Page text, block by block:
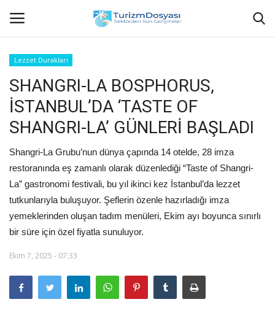
Anasayfa
Bize Ulaşın
Künye
Halil ÖNCÜ kimdir?
KVKK Aydınlatma Metni
Haberler
Araştırma - İnceleme
Lezzet Durakları
SHANGRI-LA BOSPHORUS,
İSTANBUL’DA ‘TASTE OF
SHANGRI-LA’ GÜNLERİ BAŞLADI
Shangri-La Grubu’nun dünya çapında 14 otelde, 28 imza
restoranında eş zamanlı olarak düzenlediği “Taste of Shangri-
La” gastronomi festivali, bu yıl ikinci kez İstanbul’da lezzet
tutkunlarıyla buluşuyor. Şeflerin özenle hazırladığı imza
yemeklerinden oluşan tadım menüleri, Ekim ayı boyunca sınırlı
bir süre için özel fiyatla sunuluyor.
Ekim 7, 2025 - 07:33